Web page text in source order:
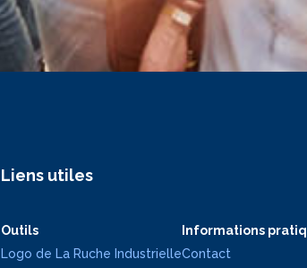
Liens utiles
Outils
Logo de La Ruche Industrielle
Informations
Contact